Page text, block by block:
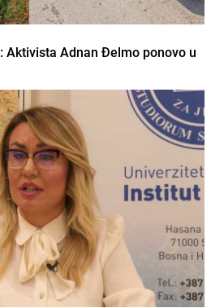
Aktivista Adnan Đelmo ponovo u